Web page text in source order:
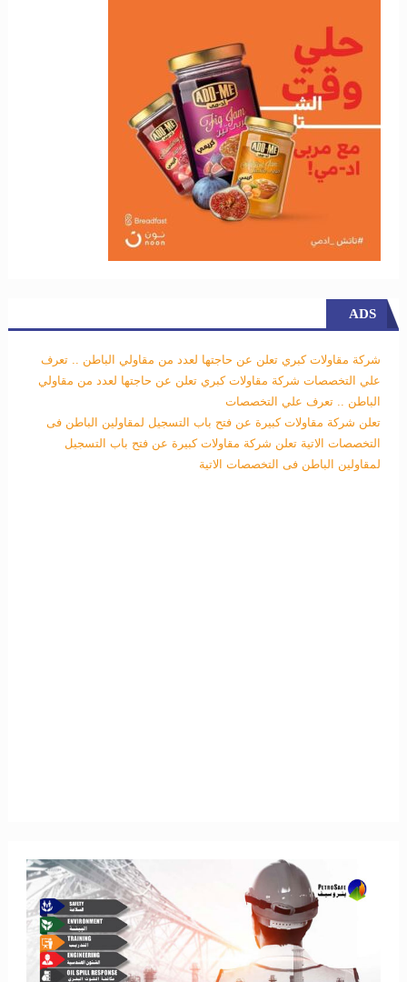
ADS
شركة مقاولات كبري تعلن عن حاجتها لعدد من مقاولي الباطن .. تعرف
علي التخصصات شركة مقاولات كبري تعلن عن حاجتها لعدد من مقاولي
الباطن .. تعرف علي التخصصات
تعلن شركة مقاولات كبيرة عن فتح باب التسجيل لمقاولين الباطن فى
التخصصات الاتية تعلن شركة مقاولات كبيرة عن فتح باب التسجيل
لمقاولين الباطن فى التخصصات الاتية